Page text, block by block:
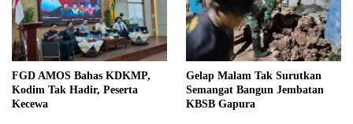
FGD AMOS Bahas KDKMP,
Kodim Tak Hadir, Peserta
Kecewa
Gelap Malam Tak Surutkan
Semangat Bangun Jembatan
KBSB Gapura